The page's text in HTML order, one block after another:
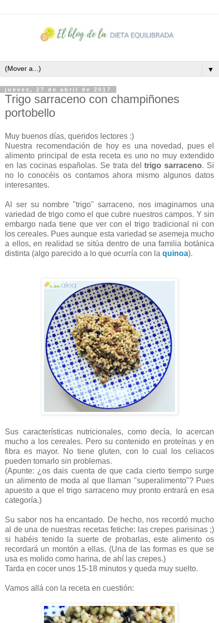
▼
jueves, 27 de abril de 2017
Trigo sarraceno con champiñones
portobello
Muy buenos días, queridos lectores :)
Nuestra recomendación de hoy es una novedad, pues el
alimento principal de esta receta es uno no muy extendido
en las cocinas españolas. Se trata deltrigo sarraceno. Si
no lo conocéis os contamos ahora mismo algunos datos
interesantes.
Al ser su nombre "trigo" sarraceno, nos imaginamos una
variedad de trigo como el que cubre nuestros campos. Y sin
embargo nada tiene que ver con el trigo tradicional ni con
los cereales. Pues aunque esta variedad se asemeja mucho
a ellos, en realidad se sitúa dentro de una familia botánica
distinta (algo parecido a lo que ocurría con la quinoa).
Sus características nutricionales, como decía, lo acercan
mucho a los cereales. Pero su contenido en proteínas y en
fibra es mayor. No tiene gluten, con lo cual los celiacos
pueden tomarlo sin problemas.
(Apunte: ¿os dais cuenta de que cada cierto tiempo surge
un alimento de moda al que llaman "superalimento"? Pues
apuesto a que el trigo sarraceno muy pronto entrará en esa
categoría.)
Su sabor nos ha encantado. De hecho, nos recordó mucho
al de una de nuestras recetas fetiche: las crepes parisinas ;)
si habéis tenido la suerte de probarlas, este alimento os
recordará un montón a ellas. (Una de las formas es que se
usa es molido como harina, de ahí las crepes.)
Tarda en cocer unos 15-18 minutos y queda muy suelto.
Vamos allá con la receta en cuestión: